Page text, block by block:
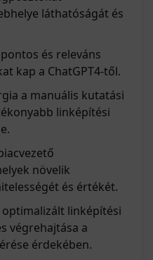
láthatóságát és
és releváns
kap a ChatGPT4-től.
a manuális kutatási
linképítési
növelik
és értékét.
optimalizált linképítési
végrehajtása a
érdekében.